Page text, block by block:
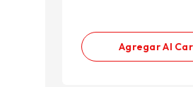
Agregar Al